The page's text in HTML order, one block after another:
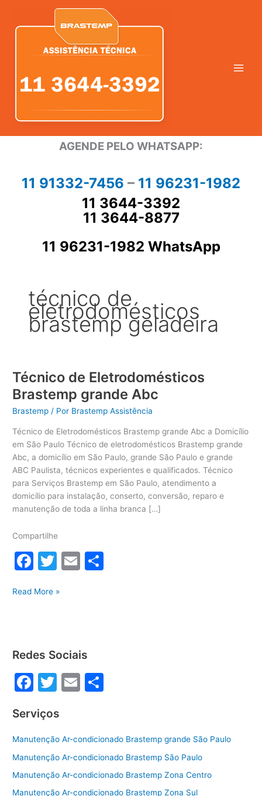
AGENDE PELO WHATSAPP:
11 91332-7456 – 11 96231-1982
11 3644-3392
11 3644-8877
11 96231-1982 WhatsApp
técnico de
eletrodomésticos
brastemp geladeira
Técnico de Eletrodomésticos
Brastemp grande Abc
Brastemp / Por Brastemp Assistência
Técnico de Eletrodomésticos Brastemp grande Abc a Domicílio
em São Paulo Técnico de eletrodomésticos Brastemp grande
Abc, a domicílio em São Paulo, grande São Paulo e grande
ABC Paulista, técnicos experientes e qualificados. Técnico
para Serviços Brastemp em São Paulo, atendimento a
domicílio para instalação, conserto, conversão, reparo e
manutenção de toda a linha branca […]
Compartilhe
F
c
o
o
k
T
itt
E
Técnico
Abc
Read More »
Redes Sociais
F
c
e
b
o
T
itt
er
E
l
e
Serviços
Manutenção Ar-condicionado Brastemp grande São Paulo
Manutenção Ar-condicionado Brastemp São Paulo
Manutenção Ar-condicionado Brastemp Zona Centro
Manutenção Ar-condicionado Brastemp Zona Sul